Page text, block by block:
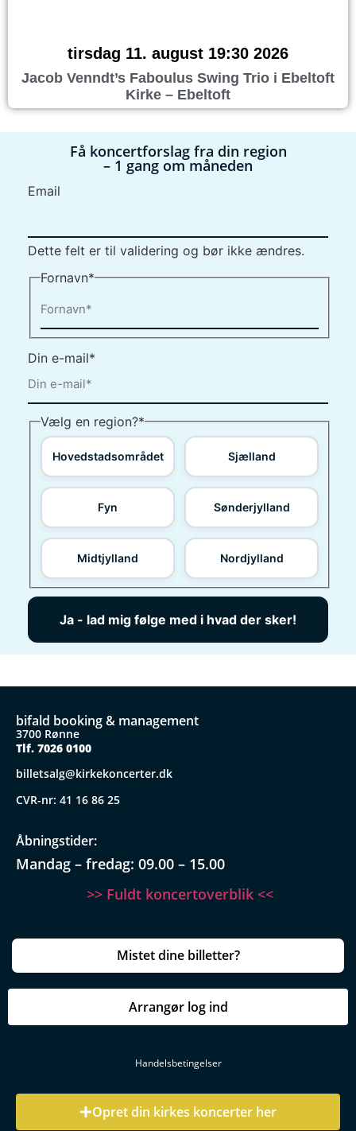
tirsdag 11. august 19:30 2026
Jacob Venndt’s Faboulus Swing Trio i Ebeltoft
Kirke – Ebeltoft
Få koncertforslag fra din region
– 1 gang om måneden
Email
Dette felt er til validering og bør ikke ændres.
Fornavn*
Din e-mail*
Vælg en region?*
Hovedstadsområdet Sjælland
Fyn Sønderjylland
Midtjylland Nordjylland
bifald booking & management
3700 Rønne
Tlf. 7026 0100
billetsalg@kirkekoncerter.dk
CVR-nr: 41 16 86 25
Åbningstider:
Mandag – fredag: 09.00 – 15.00
>> Fuldt koncertoverblik <<
Mistet dine billetter?
Arrangør log ind
Handelsbetingelser
Opret din kirkes koncerter her